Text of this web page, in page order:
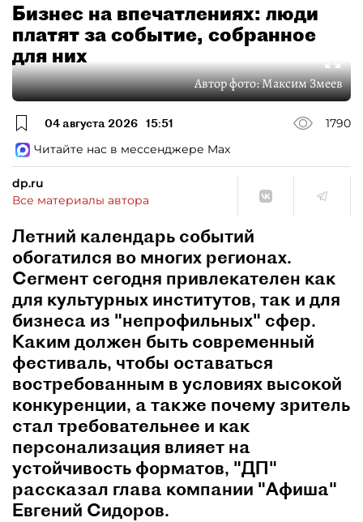
Бизнес на впечатлениях: люди
платят за событие, собранное
для них
Автор фото:Максим Змеев
04 августа 2026 15:51
1790
Читайте нас в мессенджере Max
dp.ru
Все материалы автора
Летний календарь событий
обогатился во многих регионах.
Сегмент сегодня привлекателен как
для культурных институтов, так и для
бизнеса из "непрофильных" сфер.
Каким должен быть современный
фестиваль, чтобы оставаться
востребованным в условиях высокой
конкуренции, а также почему зритель
стал требовательнее и как
персонализация влияет на
устойчивость форматов, "ДП"
рассказал глава компании "Афиша"
Евгений Сидоров.